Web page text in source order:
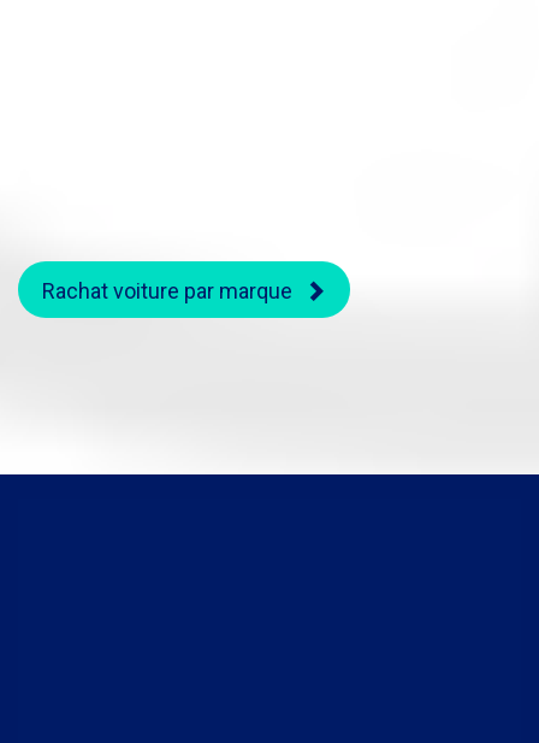
Rachat voiture par marque